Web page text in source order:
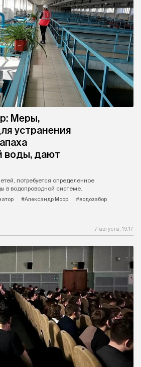
Меры,
устранения
воды, дают
потребуется определенное
в водопроводной системе.
#Александр Моор
#водозабор
7 августа, 19:17